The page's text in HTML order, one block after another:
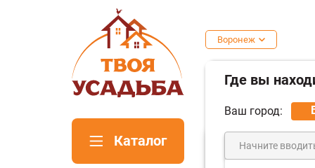
Каталог
Воронеж
Где вы
Ваш город: